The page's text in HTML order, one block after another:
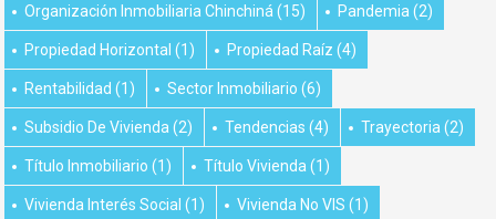
Organización Inmobiliaria Chinchiná (15) Pandemia (2)
Propiedad Horizontal (1) Propiedad Raíz (4)
Rentabilidad (1) Sector Inmobiliario (6)
Subsidio De Vivienda (2) Tendencias (4) Trayectoria (2)
Título Inmobiliario (1) Título Vivienda (1)
Vivienda Interés Social (1) Vivienda No VIS (1)